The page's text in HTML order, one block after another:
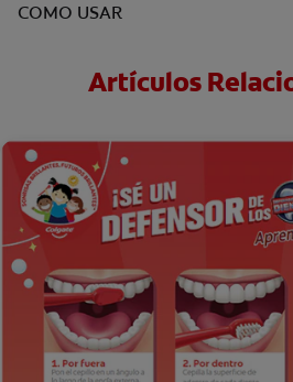
COMO USAR
Artículos